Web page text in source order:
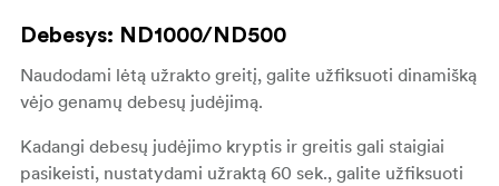
Debesys: ND1000/ND500
Naudodami lėtą užrakto greitį, galite užfiksuoti dinamišką
vėjo genamų debesų judėjimą.
Kadangi debesų judėjimo kryptis ir greitis gali staigiai
pasikeisti, nustatydami užraktą 60 sek., galite užfiksuoti